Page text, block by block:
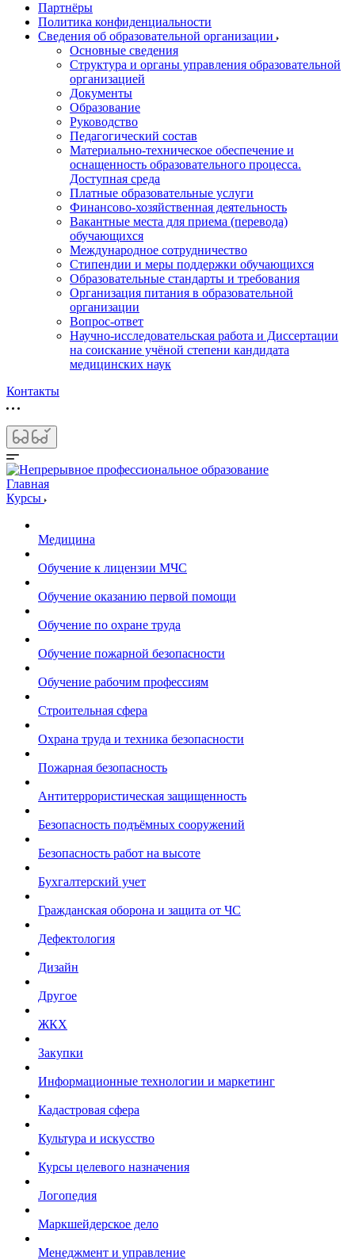
Партнёры
Политика конфиденциальности
Сведения об образовательной организации
Основные сведения
Структура и органы управления образовательной
организацией
Документы
Образование
Руководство
Педагогический состав
Материально-техническое обеспечение и
оснащенность образовательного процесса.
Доступная среда
Платные образовательные услуги
Финансово-хозяйственная деятельность
Вакантные места для приема (перевода)
обучающихся
Международное сотрудничество
Стипендии и меры поддержки обучающихся
Образовательные стандарты и требования
Организация питания в образовательной
организации
Вопрос-ответ
Научно-исследовательская работа и Диссертации
на соискание учёной степени кандидата
медицинских наук
Контакты
Главная
Курсы
Медицина
Обучение к лицензии МЧС
Обучение оказанию первой помощи
Обучение по охране труда
Обучение пожарной безопасности
Обучение рабочим профессиям
Строительная сфера
Охрана труда и техника безопасности
Пожарная безопасность
Антитеррористическая защищенность
Безопасность подъёмных сооружений
Безопасность работ на высоте
Бухгалтерский учет
Гражданская оборона и защита от ЧС
Дефектология
Дизайн
Другое
ЖКХ
Закупки
Информационные технологии и маркетинг
Кадастровая сфера
Культура и искусство
Курсы целевого назначения
Логопедия
Маркшейдерское дело
Менеджмент и управление